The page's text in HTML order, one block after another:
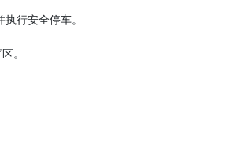
行安全停车。
。